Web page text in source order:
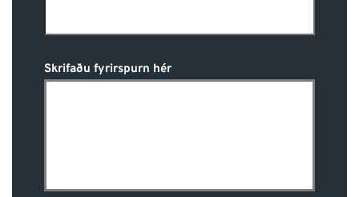
Skrifaðu fyrirspurn hér